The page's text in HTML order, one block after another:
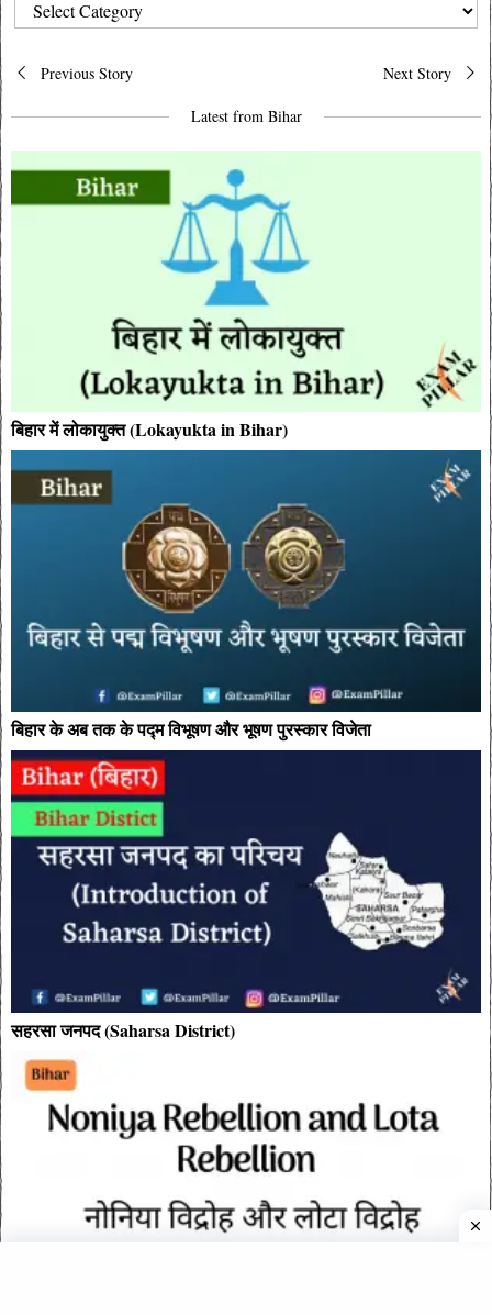
CATEGORIES
Post
navigation
Previous Story Next Story
Latest from Bihar
बिहार में लोकायुक्त (Lokayukta in Bihar)
बिहार के अब तक के पद्म विभूषण और भूषण पुरस्कार विजेता
सहरसा जनपद (Saharsa District)